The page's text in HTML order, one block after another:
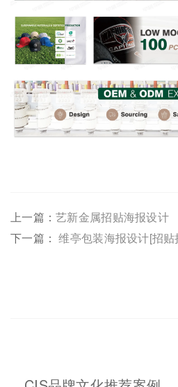
上一篇：艺新金属招贴海报设计
下一篇：维亭包装海报设计[招